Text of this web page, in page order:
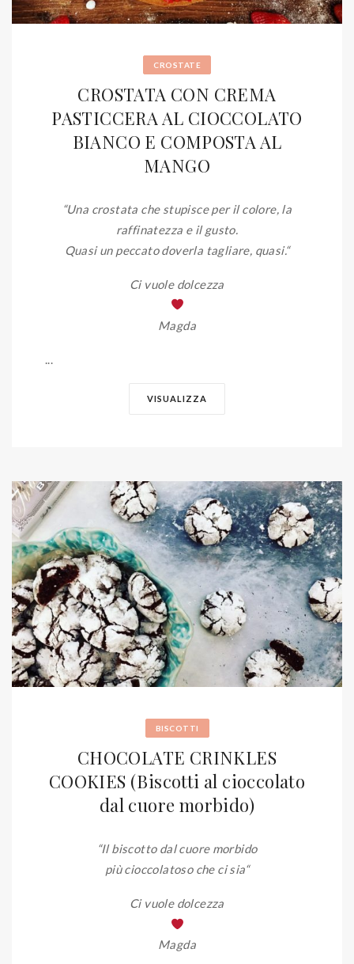
CROSTATE
CROSTATA CON CREMA
PASTICCERA AL CIOCCOLATO
BIANCO E COMPOSTA AL
MANGO
“Una crostata che stupisce per il colore, la
raffinatezza e il gusto.
Quasi un peccato doverla tagliare, quasi.“
Ci vuole dolcezza
Magda
...
VISUALIZZA
BISCOTTI
CHOCOLATE CRINKLES
COOKIES (Biscotti al cioccolato
dal cuore morbido)
“Il biscotto dal cuore morbido
più cioccolatoso che ci sia“
Ci vuole dolcezza
Magda